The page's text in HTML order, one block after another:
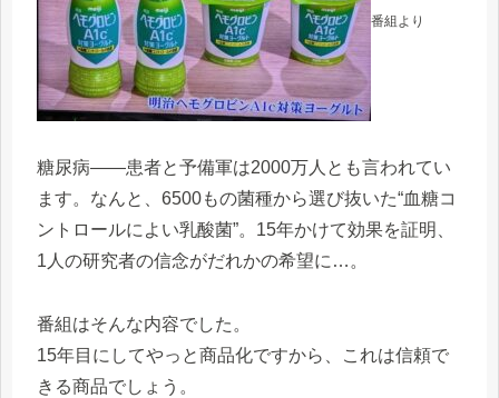
番組より
糖尿病――患者と予備軍は2000万人とも言われてい
ます。なんと、6500もの菌種から選び抜いた“血糖コ
ントロールによい乳酸菌”。15年かけて効果を証明、
1人の研究者の信念がだれかの希望に…。
番組はそんな内容でした。
15年目にしてやっと商品化ですから、これは信頼で
きる商品でしょう。